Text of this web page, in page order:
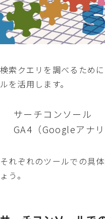
検索クエリを調べるため
ルを活用します。
サーチコンソール
GA4（Googleアナリ
それぞれのツールでの具
ょう。